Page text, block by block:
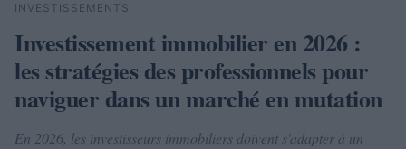
Rechercher
INVESTISSEMENTS
Investissement immobilier en 2026 :
les stratégies des professionnels pour
naviguer dans un marché en mutation
En 2026, les investisseurs immobiliers doivent s'adapter à un